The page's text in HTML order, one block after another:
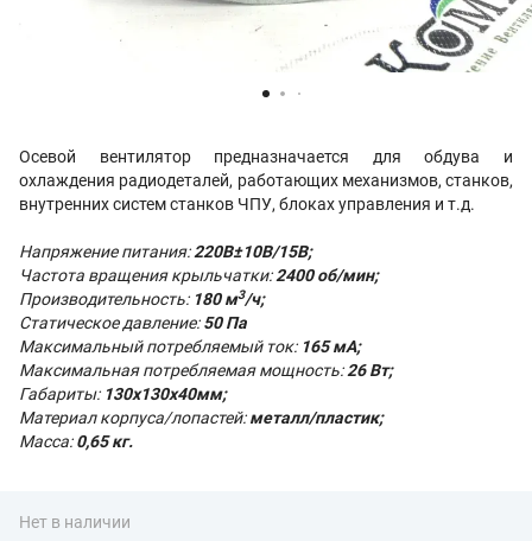
Осевой вентилятор предназначается для обдува и
охлаждения радиодеталей, работающих механизмов, станков,
внутренних систем станков ЧПУ, блоках управления и т.д.
Напряжение питания:220В±10В/15В;
Частота вращения крыльчатки:2400 об/мин;
Производительность: 180 м3/ч;
Статическое давление:50 Па
Максимальный потребляемый ток: 165 мА;
Максимальная потребляемая мощность:26 Вт;
Габариты: 130х130х40мм;
Материал корпуса/лопастей:металл/пластик;
Масса:0,65 кг.
Нет в наличии